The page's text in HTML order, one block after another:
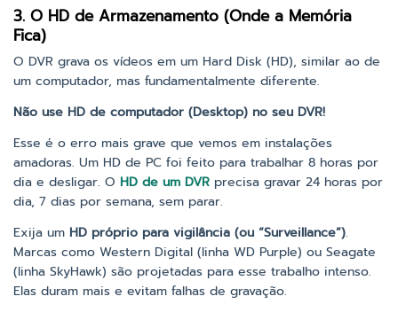
3. O HD de Armazenamento (Onde a Memória
Fica)
O DVR grava os vídeos em um Hard Disk (HD), similar ao de
um computador, mas fundamentalmente diferente.
Não use HD de computador (Desktop) no seu DVR!
Esse é o erro mais grave que vemos em instalações
amadoras. Um HD de PC foi feito para trabalhar 8 horas por
dia e desligar. O HD de um DVR precisa gravar 24 horas por
dia, 7 dias por semana, sem parar.
Exija um HD próprio para vigilância (ou “Surveillance”).
Marcas como Western Digital (linha WD Purple) ou Seagate
(linha SkyHawk) são projetadas para esse trabalho intenso.
Elas duram mais e evitam falhas de gravação.